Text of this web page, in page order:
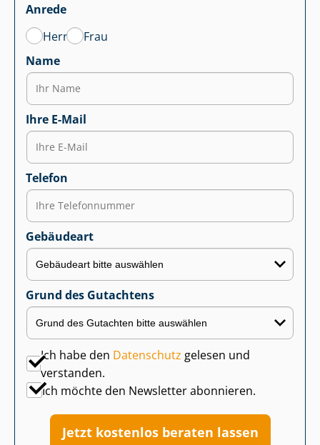
Anrede
Herr
Frau
Name
Ihre E-Mail
Telefon
Gebäudeart
Grund des Gutachtens
Ich habe den Datenschutz gelesen und
verstanden.
Ich möchte den Newsletter abonnieren.
Jetzt kostenlos beraten lassen